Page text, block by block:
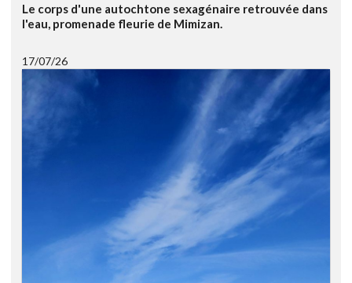
Le corps d'une autochtone sexagénaire retrouvée dans
l'eau, promenade fleurie de Mimizan.
17/07/26